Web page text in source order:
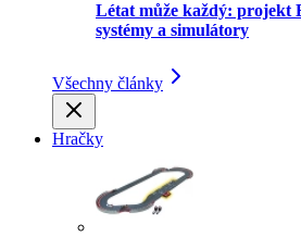
Létat může každý: projekt
systémy a simulátory
Všechny články
Hračky